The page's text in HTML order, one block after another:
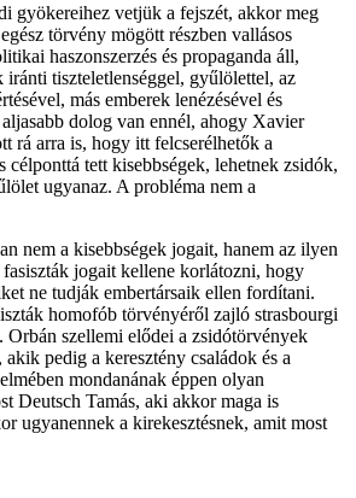
gyökereihez vetjük a fejszét, akkor meg
törvény mögött részben vallásos
haszonszerzés és propaganda áll,
iránti tiszteletlenséggel, gyűlölettel, az
más emberek lenézésével és
dolog van ennél, ahogy Xavier
rá arra is, hogy itt felcserélhetők a
célponttá tett kisebbségek, lehetnek zsidók,
ugyanaz. A probléma nem a
nem a kisebbségek jogait, hanem az ilyen
jogait kellene korlátozni, hogy
ne tudják embertársaik ellen fordítani.
homofób törvényéről zajló strasbourgi
Orbán szellemi elődei a zsidótörvények
pedig a keresztény családok és a
mondanának éppen olyan
Deutsch Tamás, aki akkor maga is
ugyanennek a kirekesztésnek, amit most